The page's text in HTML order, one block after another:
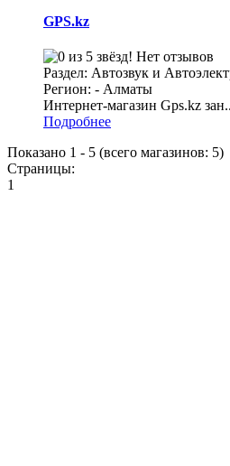
GPS.kz
Нет отзывов
Раздел: Автозвук и
Регион: - Алматы
Интернет-магазин Gps.kz
Подробнее
Показано 1 - 5 (всего магазинов: 5)
Страницы:
1